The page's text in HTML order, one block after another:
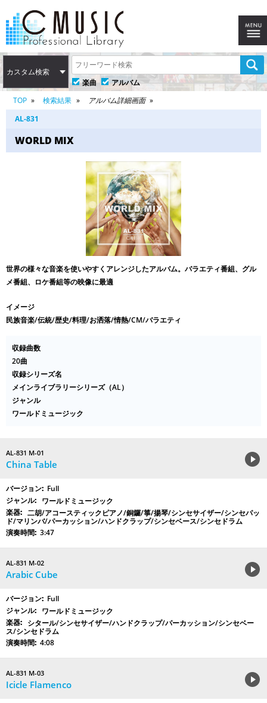
カスタム検索
楽曲
アルバム
TOP
検索結果
アルバム詳細画面
AL-831
WORLD MIX
世界の様々な音楽を使いやすくアレンジしたアルバム。バラエティ番組、グル
メ番組、ロケ番組等の映像に最適
イメージ
民族音楽/伝統/歴史/料理/お洒落/情熱/CM/バラエティ
収録曲数
20曲
収録シリーズ名
メインライブラリーシリーズ（AL）
ジャンル
ワールドミュージック
AL-831 M-01
China Table
Full
ワールドミュージック
二胡/アコースティックピアノ/銅鑼/箏/揚琴/シンセサイザー/シンセパッ
ド/マリンバ/パーカッション/ハンドクラップ/シンセベース/シンセドラム
3:47
AL-831 M-02
Arabic Cube
Full
ワールドミュージック
シタール/シンセサイザー/ハンドクラップ/パーカッション/シンセベー
ス/シンセドラム
4:08
AL-831 M-03
Icicle Flamenco